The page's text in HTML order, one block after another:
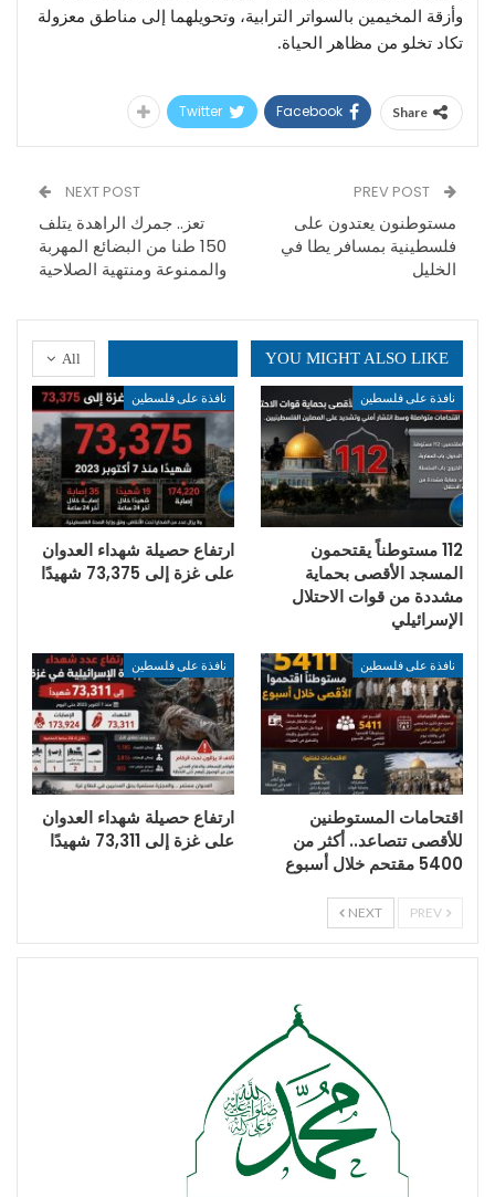
وأزقة المخيمين بالسواتر الترابية، وتحويلهما إلى مناطق معزولة
تكاد تخلو من مظاهر الحياة.
Share
Facebook
Twitter
مستوطنون يعتدون على
فلسطينية بمسافر يطا في
الخليل
NEXT POST
تعز.. جمرك الراهدة يتلف
150 طنا من البضائع المهربة
والممنوعة ومنتهية الصلاحية
All YOU MIGHT ALSO LIKE
نافذة على فلسطين
112 مستوطناً يقتحمون
المسجد الأقصى بحماية
مشددة من قوات الاحتلال
الإسرائيلي
نافذة على فلسطين
ارتفاع حصيلة شهداء العدوان
على غزة إلى 73,375 شهيدًا
نافذة على فلسطين
اقتحامات المستوطنين
للأقصى تتصاعد.. أكثر من
5400 مقتحم خلال أسبوع
نافذة على فلسطين
ارتفاع حصيلة شهداء العدوان
على غزة إلى 73,311 شهيدًا
NEXT